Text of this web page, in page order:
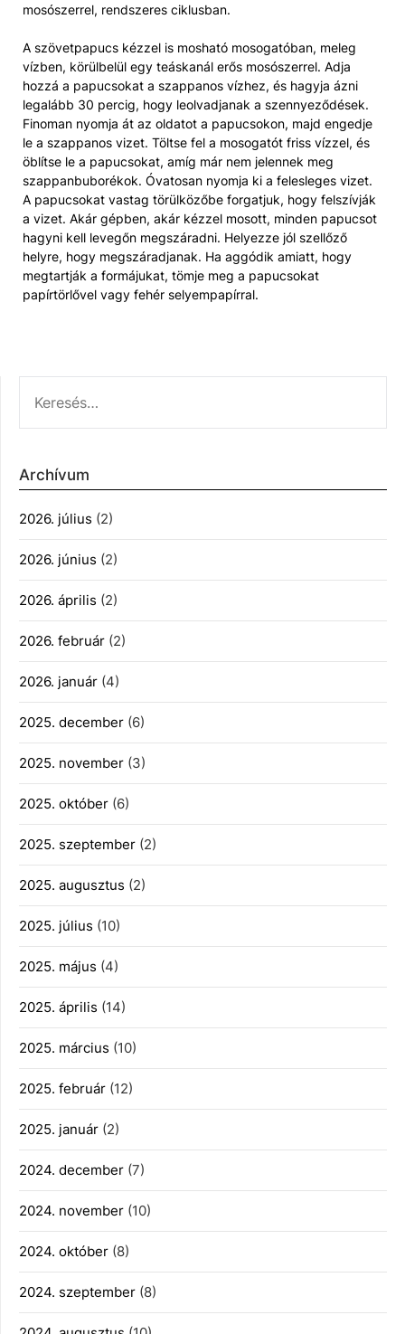
mosószerrel, rendszeres ciklusban.
A szövetpapucs kézzel is mosható mosogatóban, meleg
vízben, körülbelül egy teáskanál erős mosószerrel. Adja
hozzá a papucsokat a szappanos vízhez, és hagyja ázni
legalább 30 percig, hogy leolvadjanak a szennyeződések.
Finoman nyomja át az oldatot a papucsokon, majd engedje
le a szappanos vizet. Töltse fel a mosogatót friss vízzel, és
öblítse le a papucsokat, amíg már nem jelennek meg
szappanbuborékok. Óvatosan nyomja ki a felesleges vizet.
A papucsokat vastag törülközőbe forgatjuk, hogy felszívják
a vizet. Akár gépben, akár kézzel mosott, minden papucsot
hagyni kell levegőn megszáradni. Helyezze jól szellőző
helyre, hogy megszáradjanak. Ha aggódik amiatt, hogy
megtartják a formájukat, tömje meg a papucsokat
papírtörlővel vagy fehér selyempapírral.
Archívum
2026. július (2)
2026. június (2)
2026. április (2)
2026. február (2)
2026. január (4)
2025. december (6)
2025. november (3)
2025. október (6)
2025. szeptember (2)
2025. augusztus (2)
2025. július (10)
2025. május (4)
2025. április (14)
2025. március (10)
2025. február (12)
2025. január (2)
2024. december (7)
2024. november (10)
2024. október (8)
2024. szeptember (8)